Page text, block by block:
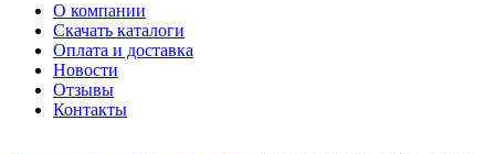
О компании
Скачать каталоги
Оплата и доставка
Новости
Отзывы
Контакты